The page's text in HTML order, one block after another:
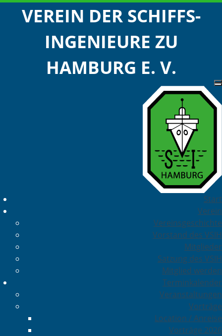
VEREIN DER SCHIFFS-
INGENIEURE ZU
HAMBURG E. V.
Start
Verein
Vereinsgeschichte
Vorstand des VSIH
Mitglieder
Satzung des VSIH
Mitglied werden
Terminkalender
Veranstaltungen
Vorträge
Location / Anreise
Vorträge 2026